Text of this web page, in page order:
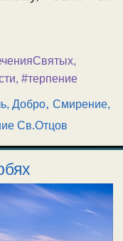
,
, #терпение
Добро,Смирение,
Св.Отцов